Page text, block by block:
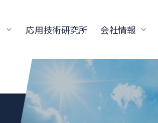
応用技術研究所 会社情報